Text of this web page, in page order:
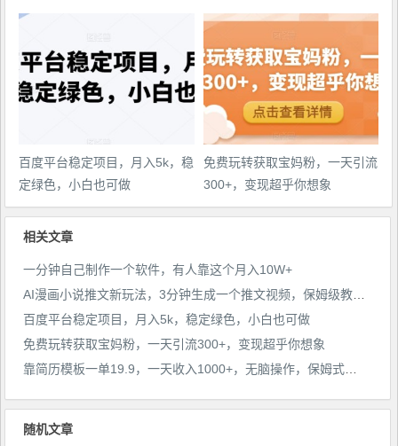
【配项目操作和软件教程】
百度平台稳定项目，月入5k，稳
定绿色，小白也可做
免费玩转获取宝妈粉，一天引流
300+，变现超乎你想象
相关文章
一分钟自己制作一个软件，有人靠这个月入10W+
AI漫画小说推文新玩法，3分钟生成一个推文视频，保姆级教程【配项目操作和软件教程】
百度平台稳定项目，月入5k，稳定绿色，小白也可做
免费玩转获取宝妈粉，一天引流300+，变现超乎你想象
靠简历模板一单19.9，一天收入1000+，无脑操作，保姆式教学，首选网赚副业！
随机文章